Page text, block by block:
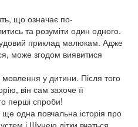
що означає по-
та розуміти один одного.
чудовий приклад малюкам. Адже
може згодом виявитися
у дитини. Після того
він сам захоче її
перші спроби!
одна повчальна історія про
і Шунею дітки вчаться